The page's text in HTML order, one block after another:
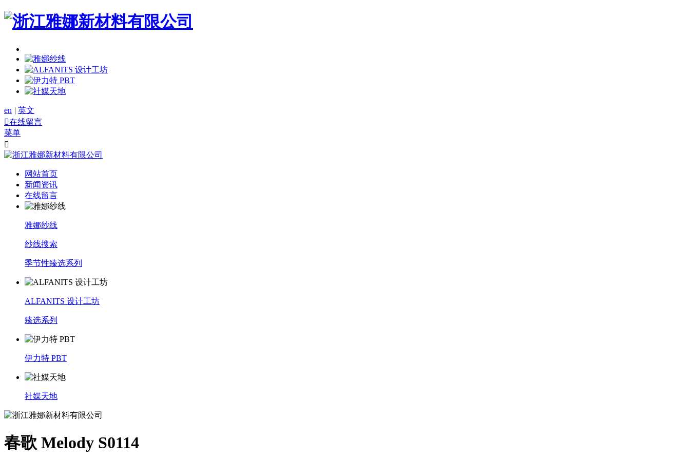
en | 英文
在线留言
菜单

网站首页
新闻资讯
在线留言
雅娜纱线
纱线搜索
季节性臻选系列
ALFANITS 设计工坊
臻选系列
伊力特 PBT
社媒天地
春歌 Melody S0114